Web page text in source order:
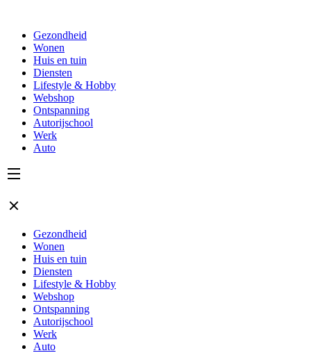
Gezondheid
Wonen
Huis en tuin
Diensten
Lifestyle & Hobby
Webshop
Ontspanning
Autorijschool
Werk
Auto
Gezondheid
Wonen
Huis en tuin
Diensten
Lifestyle & Hobby
Webshop
Ontspanning
Autorijschool
Werk
Auto